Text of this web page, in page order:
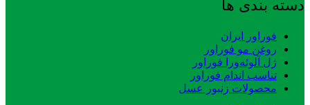
دسته بندی ها
فوراور ایران
روغن مو فوراور
ژل آلوئه‌ورا فوراور
تناسب اندام فوراور
محصولات زنبور عسل